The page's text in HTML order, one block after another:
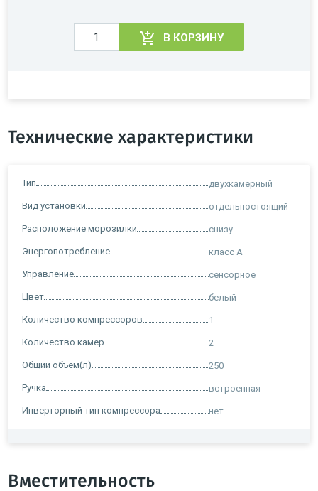
В КОРЗИНУ
Технические характеристики
Тип двухкамерный
Вид установки отдельностоящий
Расположение морозилки снизу
Энергопотребление класс A
Управление сенсорное
Цвет белый
Количество компрессоров 1
Количество камер 2
Общий объём(л) 250
Ручка встроенная
Инверторный тип компрессора нет
Вместительность